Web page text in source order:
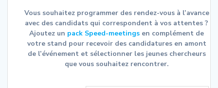
Vous souhaitez programmer des rendez-vous à l’avance
avec des candidats qui correspondent à vos attentes ?
Ajoutez un pack Speed-meetings en complément de
votre stand pour recevoir des candidatures en amont
de l’événement et sélectionner les jeunes chercheurs
que vous souhaitez rencontrer.